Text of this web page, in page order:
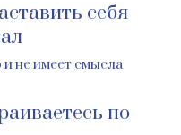
себя
и не имеет смысла
по